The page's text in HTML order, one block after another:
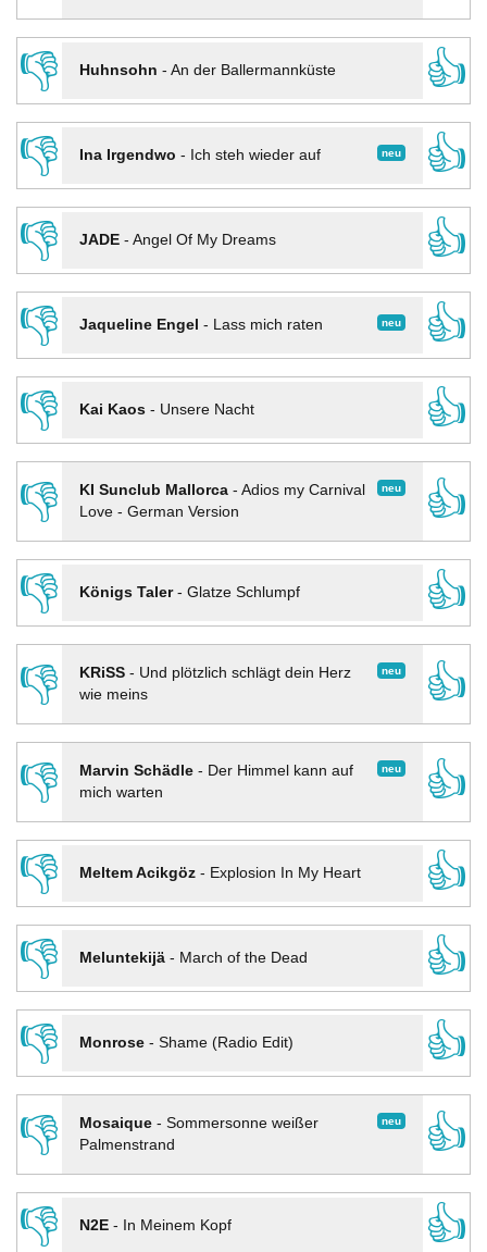
👎
Huhnsohn - An der Ballermannküste
👍
👎
neu
Ina Irgendwo - Ich steh wieder auf
👍
👎
JADE- Angel Of My Dreams
👍
👎
neu
Jaqueline Engel - Lass mich raten
👍
👎
Kai Kaos- Unsere Nacht
👍
👎
neu
KI Sunclub Mallorca- Adios my Carnival
Love - German Version
👍
👎
Königs Taler- Glatze Schlumpf
👍
👎
neu
KRiSS- Und plötzlich schlägt dein Herz
wie meins
👍
👎 neu
Marvin Schädle- Der Himmel kann auf
mich warten
👍
👎
Meltem Acikgöz- Explosion In My Heart
👍
👎
Meluntekijä- March of the Dead
👍
👎
Monrose- Shame (Radio Edit)
👍
👎
neu
Mosaique- Sommersonne weißer
Palmenstrand
👍
👎
N2E- In Meinem Kopf
👍